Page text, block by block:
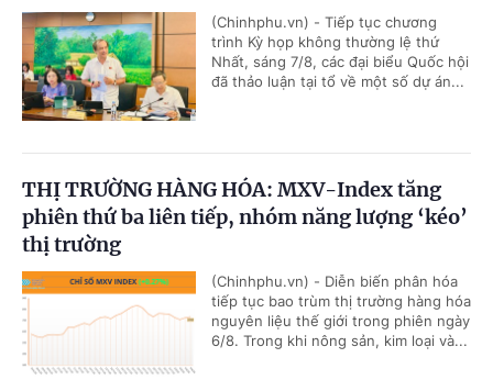
(Chinhphu.vn) - Tiếp tục chương
trình Kỳ họp không thường lệ thứ
Nhất, sáng 7/8, các đại biểu Quốc hội
đã thảo luận tại tổ về một số dự án...
THỊ TRƯỜNG HÀNG HÓA: MXV-Index tăng
phiên thứ ba liên tiếp, nhóm năng lượng ‘kéo’
thị trường
(Chinhphu.vn) - Diễn biến phân hóa
tiếp tục bao trùm thị trường hàng hóa
nguyên liệu thế giới trong phiên ngày
6/8. Trong khi nông sản, kim loại và...